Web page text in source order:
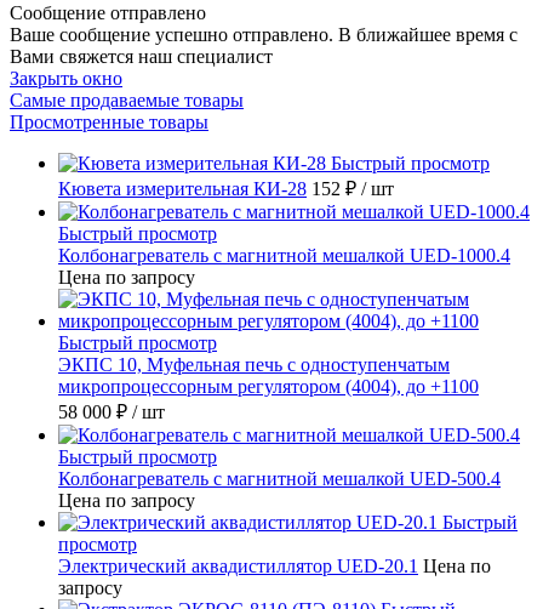
Сообщение отправлено
Ваше сообщение успешно отправлено. В ближайшее время с
Вами свяжется наш специалист
Закрыть окно
Самые продаваемые товары
Просмотренные товары
Быстрый просмотр
Кювета измерительная КИ-28 152 ₽ / шт
Быстрый просмотр
Колбонагреватель с магнитной мешалкой UED-1000.4
Цена по запросу
Быстрый просмотр
ЭКПС 10, Муфельная печь с одноступенчатым
микропроцессорным регулятором (4004), до +1100
58 000 ₽ / шт
Быстрый просмотр
Колбонагреватель с магнитной мешалкой UED-500.4
Цена по запросу
Быстрый
просмотр
Электрический аквадистиллятор UED-20.1 Цена по
запросу